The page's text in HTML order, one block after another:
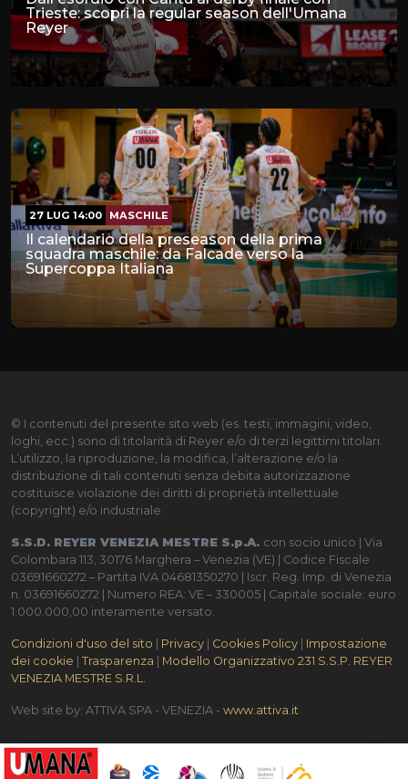
Dall'esordio con Cantù al derby finale con
Trieste: scopri la regular season dell'Umana
Reyer
Il calendario della preseason della prima
squadra maschile: da Falcade verso la
Supercoppa Italiana
27 LUG 14:00 MASCHILE
© I contenuti del presente sito web (es. testi, immagini, video,
loghi, ecc.) sono di titolarità di Reyer e/o di terzi legittimi titolari.
L’utilizzo, la riproduzione, la modifica, l’alterazione e/o la
distribuzione di tali contenuti senza debita autorizzazione
costituisce violazione dei diritti di proprietà intellettuale
S.S.D. REYER VENEZIA MESTRE S.p.A.con socio unico | Via
Colombara 113, 30176 Marghera – Venezia (VE) | Codice Fiscale
03691660272 – Partita IVA 04681350270 | Iscr. Reg. Imp. di Venezia
n. 03691660272 | Numero REA: VE – 330005 | Capitale sociale: euro
Condizioni d'uso del sito | Privacy Cookies Policy |Impostazione
dei cookie|Trasparenza